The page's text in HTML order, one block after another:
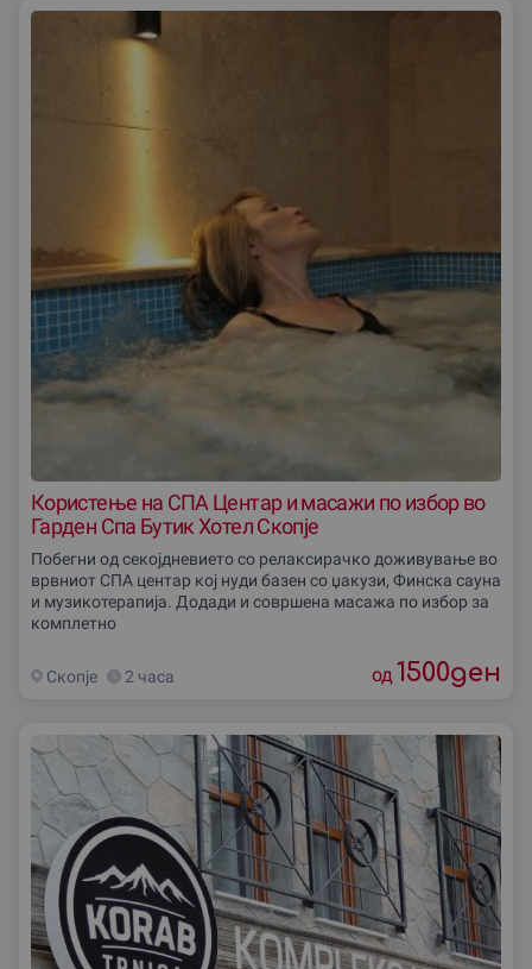
Користење на СПА Центар и масажи по избор во
Гарден Спа Бутик Хотел Скопје
Побегни од секојдневието со релаксирачко доживување во
врвниот СПА центар кој нуди базен со џакузи, Финска сауна
и музикотерапија. Додади и совршена масажа по избор за
комплетно
Скопjе 2 часа од 1500ден